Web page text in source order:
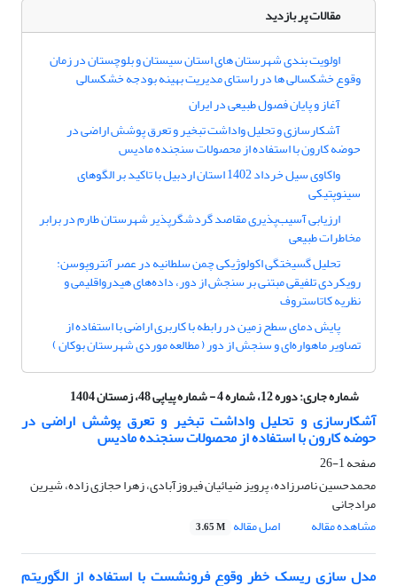
مقالات پر بازدید
اولویت بندی شهرستان های استان سیستان و بلوچستان در زمان
وقوع خشکسالی ها در راستای مدیریت بهینه بودجه خشکسالی
آغاز و پایان فصول طبیعی در ایران
آشکارسازی و تحلیل واداشت تبخیر و تعرق پوشش اراضی در
حوضه کارون با استفاده از محصولات سنجنده مادیس
واکاوی سیل خرداد 1402 استان اردبیل با تاکید بر الگوهای
سینوپتیکی
ارزیابی آسیب‌‌پذیری مقاصد گردشگرپذیر شهرستان طارم در برابر
مخاطرات طبیعی
تحلیل گسیختگی اکولوژیکی چمن سلطانیه در عصر آنتروپوسن:
رویکردی تلفیقی مبتنی بر سنجش از دور، داده‌های هیدرواقلیمی و
نظریه کاتاستروف
پایش دمای سطح زمین در رابطه با کاربری اراضی با استفاده از
تصاویر ماهواره‌ای و سنجش از دور ( مطالعه موردی شهرستان بوکان )
شماره جاری:دوره 12، شماره 4 - شماره پیاپی 48، زمستان 1404
آشکارسازی و تحلیل واداشت تبخیر و تعرق پوشش اراضی در
حوضه کارون با استفاده از محصولات سنجنده مادیس
صفحه1-26
محمدحسین ناصرزاده، پرویز ضیائیان فیروزآبادی، زهرا حجازی زاده، شیرین
مرادجانی
مشاهده مقاله
اصل مقاله 3.65 M
مدل سازی ریسک خطر وقوع فرونشست با استفاده از الگوریتم